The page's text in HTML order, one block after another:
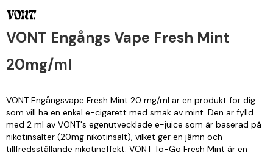
VONT Engångs Vape Fresh Mint
20mg/ml
VONT Engångsvape Fresh Mint 20 mg/ml är en produkt för dig
som vill ha en enkel e-cigarett med smak av mint. Den är fylld
med 2 ml av VONT's egenutvecklade e-juice som är baserad på
nikotinsalter (20mg nikotinsalt), vilket ger en jämn och
tillfredsställande nikotineffekt. VONT To-Go Fresh Mint är en